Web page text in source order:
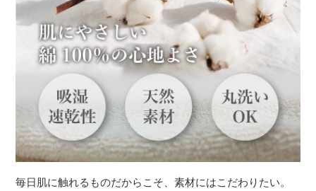
毎日肌に触れるものだからこそ、素材にはこだわりたい。